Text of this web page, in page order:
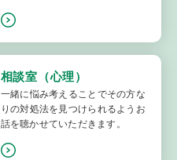
相談室（心理）
一緒に悩み考えることでその方な
りの対処法を見つけられるようお
話を聴かせていただきます。